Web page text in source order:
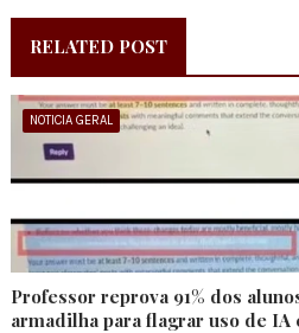
RELATED POST
NOTICIA GERAL
Professor reprova 91% dos
armadilha para flagrar uso de IA